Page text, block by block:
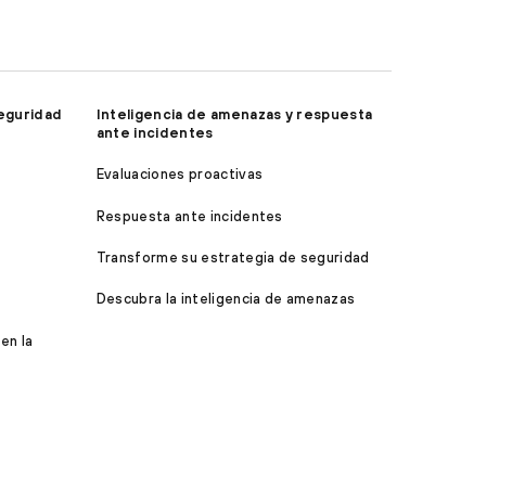
la
Inteligencia de amenazas y respuesta
ante incidentes
Evaluaciones proactivas
Respuesta ante incidentes
Transforme su estrategia de seguridad
Descubra la inteligencia de amenazas